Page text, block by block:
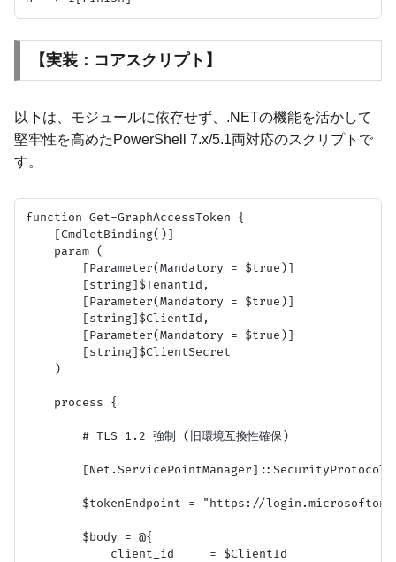
【実装：コアスクリプト】
以下は、モジュールに依存せず、.NETの機能を活かして
堅牢性を高めたPowerShell 7.x/5.1両対応のスクリプトで
す。
function Get-GraphAccessToken {
    [CmdletBinding()]
    param (
        [Parameter(Mandatory = $true)]
        [string]$TenantId,
        [Parameter(Mandatory = $true)]
        [string]$ClientId,
        [Parameter(Mandatory = $true)]
        [string]$ClientSecret
    )
    process {
        # TLS 1.2 強制 (旧環境互換性確保)
[Net.ServicePointManager]::SecurityProtocol
$tokenEndpoint = "https://
        $body = @{
            client_id     = $ClientId